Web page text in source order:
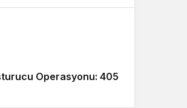
Operasyonu: 405